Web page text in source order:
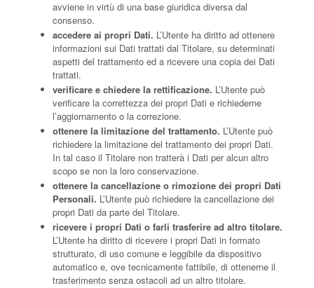
avviene in virtù di una base giuridica diversa dal
consenso.
accedere ai propri Dati. L’Utente ha diritto ad ottenere
informazioni sui Dati trattati dal Titolare, su determinati
aspetti del trattamento ed a ricevere una copia dei Dati
trattati.
verificare e chiedere la rettificazione. L’Utente può
verificare la correttezza dei propri Dati e richiederne
l’aggiornamento o la correzione.
ottenere la limitazione del trattamento. L’Utente può
richiedere la limitazione del trattamento dei propri Dati.
In tal caso il Titolare non tratterà i Dati per alcun altro
scopo se non la loro conservazione.
ottenere la cancellazione o rimozione dei propri Dati
Personali. L’Utente può richiedere la cancellazione dei
propri Dati da parte del Titolare.
ricevere i propri Dati o farli trasferire ad altro titolare.
L’Utente ha diritto di ricevere i propri Dati in formato
strutturato, di uso comune e leggibile da dispositivo
automatico e, ove tecnicamente fattibile, di ottenerne il
trasferimento senza ostacoli ad un altro titolare.